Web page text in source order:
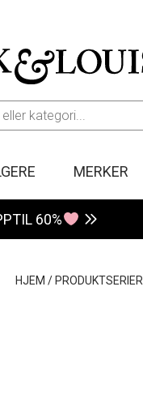
MERKER
60%
HJEM / PRODUKTSERIER